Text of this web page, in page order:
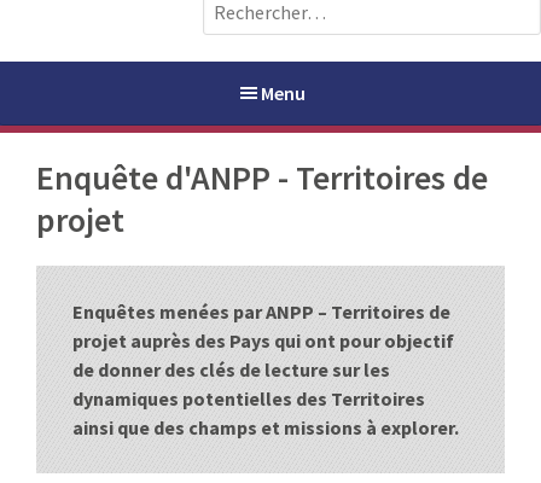
t
e
c
c
r
:
Menu
RENCONTRES
PUBLICATIONS
Enquête d'ANPP - Territoires de
projet
Enquêtes menées par ANPP – Territoires de
projet auprès des Pays qui ont pour objectif
de donner des clés de lecture sur les
dynamiques potentielles des Territoires
ainsi que des champs et missions à explorer.